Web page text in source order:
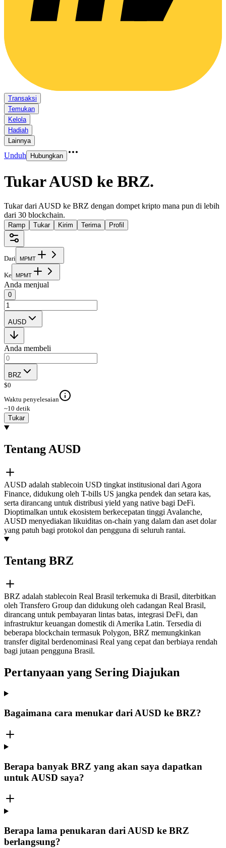
Transaksi
Temukan
Kelola
Hadiah
Lainnya
Unduh Hubungkan
Tukar AUSD ke BRZ.
Tukar dari AUSD ke BRZ dengan dompet kripto mana pun di lebih
dari 30 blockchain.
Ramp Tukar Kirim Terima Profil
Dari MPMT
Ke MPMT
Anda menjual
0
AUSD
Anda membeli
BRZ
$0
Waktu penyelesaian
~10 detik
Tukar
Tentang AUSD
AUSD adalah stablecoin USD tingkat institusional dari Agora
Finance, didukung oleh T-bills US jangka pendek dan setara kas,
serta dirancang untuk distribusi yield yang native bagi DeFi.
Dioptimalkan untuk ekosistem berkecepatan tinggi Avalanche,
AUSD menyediakan likuiditas on-chain yang dalam dan aset dolar
yang patuh bagi protokol dan pengguna di seluruh rantai.
Tentang BRZ
BRZ adalah stablecoin Real Brasil terkemuka di Brasil, diterbitkan
oleh Transfero Group dan didukung oleh cadangan Real Brasil,
dirancang untuk pembayaran lintas batas, integrasi DeFi, dan
infrastruktur keuangan domestik di Amerika Latin. Tersedia di
beberapa blockchain termasuk Polygon, BRZ memungkinkan
transfer digital berdenominasi Real yang cepat dan berbiaya rendah
bagi jutaan pengguna Brasil.
Pertanyaan yang Sering Diajukan
Bagaimana cara menukar dari AUSD ke BRZ?
Berapa banyak BRZ yang akan saya dapatkan
untuk AUSD saya?
Berapa lama penukaran dari AUSD ke BRZ
berlangsung?